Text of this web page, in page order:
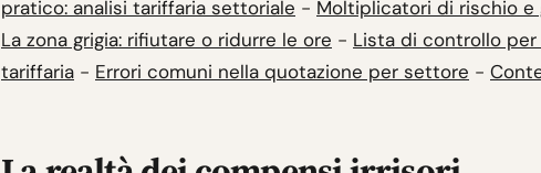
pratico: analisi tariffaria settoriale - Moltiplicatori di rischio e
La zona grigia: rifiutare o ridurre le ore - Lista di controllo per
tariffaria - Errori comuni nella quotazione per settore -